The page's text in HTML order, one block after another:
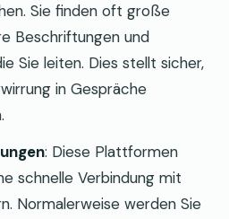
Sie finden oft große
Beschriftungen und
Sie leiten. Dies stellt sicher,
in Gespräche
: Diese Plattformen
schnelle Verbindung mit
Normalerweise werden Sie